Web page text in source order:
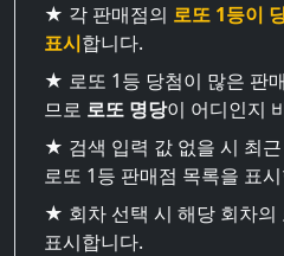
★ 각 판매점의 로또 1등이
표시합니다.
★ 로또 1등 당첨이 많은 판
므로 로또 명당이 어디인지
★ 검색 입력 값 없을 시 최
로또 1등 판매점 목록을 표
★ 회차 선택 시 해당 회차의
표시합니다.